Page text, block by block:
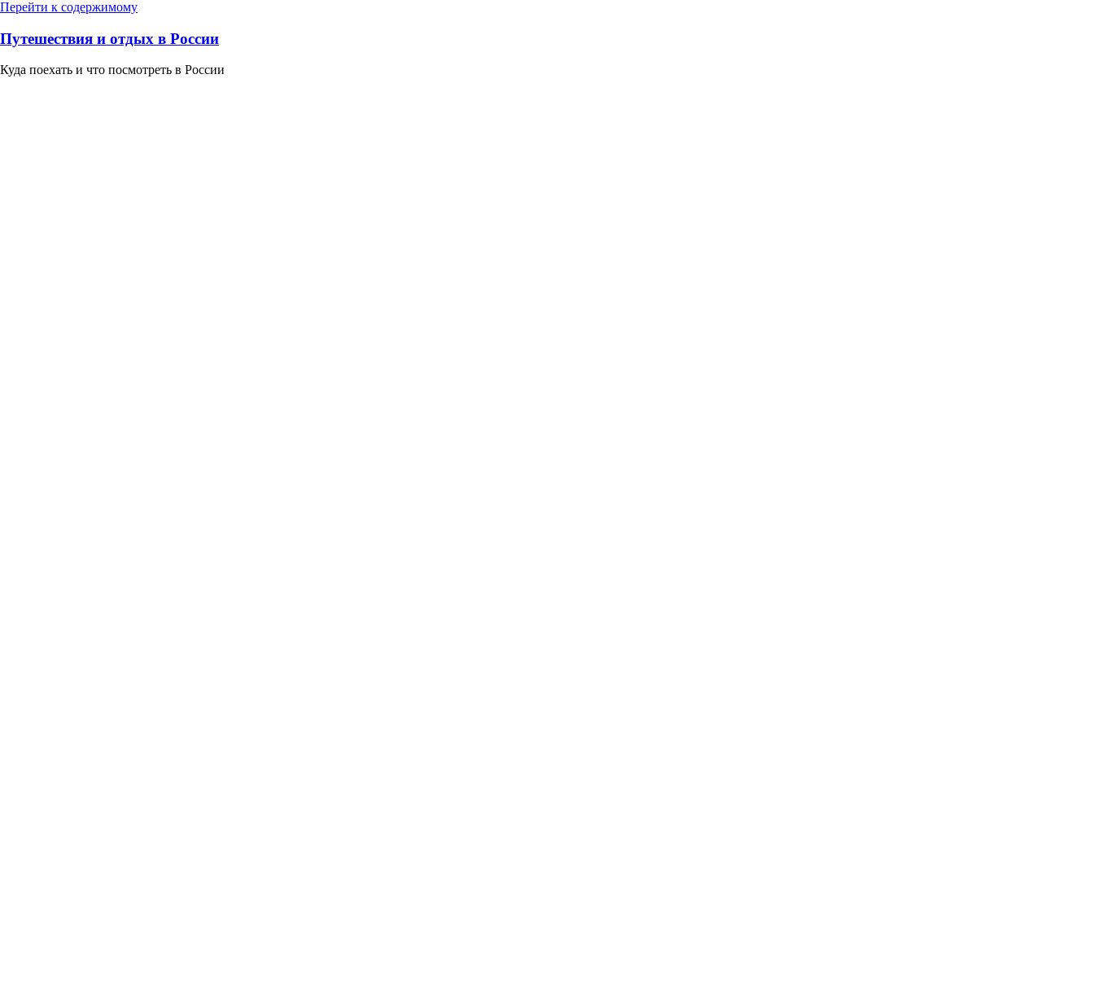
Перейти к содержимому
Путешествия и отдых в России
Куда поехать и что посмотреть в России